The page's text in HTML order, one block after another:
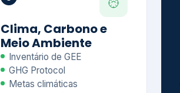
Metas climáticas
Jornada climática
Plano de descarbonização
CDP
Riscos e oportunidades
climáticas
Relatórios climáticos